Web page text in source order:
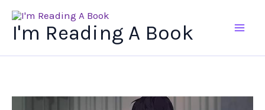
I'm Reading A Book